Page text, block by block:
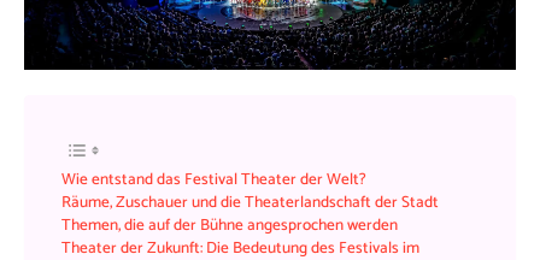
Wie entstand das Festival Theater der Welt?
Räume, Zuschauer und die Theaterlandschaft der Stadt
Themen, die auf der Bühne angesprochen werden
Theater der Zukunft: Die Bedeutung des Festivals im